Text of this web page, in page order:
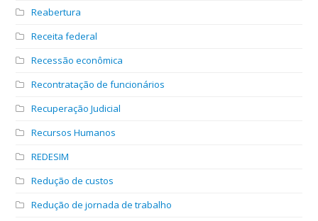
Reabertura
Receita federal
Recessão econômica
Recontratação de funcionários
Recuperação Judicial
Recursos Humanos
REDESIM
Redução de custos
Redução de jornada de trabalho